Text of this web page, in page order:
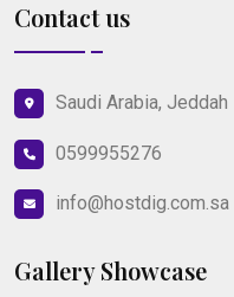
Contact us
Saudi Arabia, Jeddah
0599955276
info@hostdig.com.sa
Gallery Showcase